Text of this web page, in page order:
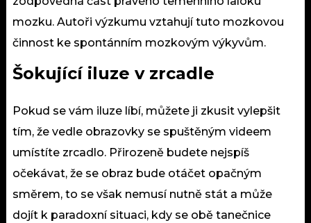
mozku. Autoři výzkumu vztahují tuto mozkovou
činnost ke spontánním mozkovým výkyvům.
Šokující iluze v zrcadle
Pokud se vám iluze líbí, můžete ji zkusit vylepšit
tím, že vedle obrazovky se spuštěným videem
umístíte zrcadlo. Přirozeně budete nejspíš
očekávat, že se obraz bude otáčet opačným
směrem, to se však nemusí nutně stát a může
dojít k paradoxní situaci, kdy se obě tanečnice